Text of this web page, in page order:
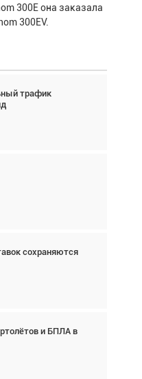
300E она заказала
300EV.
трафик
сохраняются
и БПЛА в
и БПЛА в
«Фотография
портит»
трафик
Подходите к